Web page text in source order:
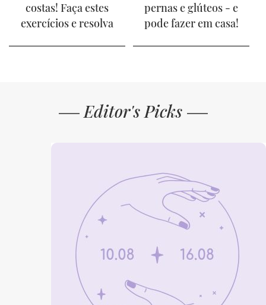
costas! Faça estes
exercícios e resolva
pernas e glúteos - e
pode fazer em casa!
Editor's Picks